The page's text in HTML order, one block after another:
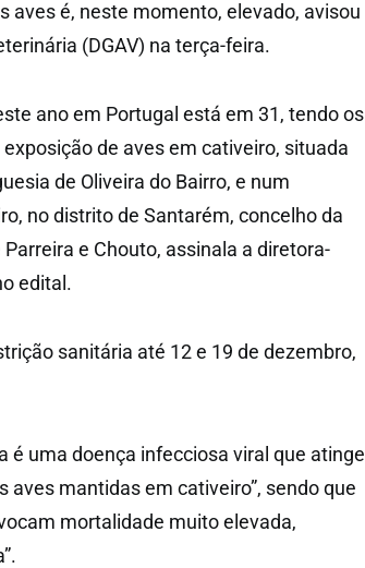
aves é, neste momento, elevado, avisou
(DGAV) na terça-feira.
ano em Portugal está em 31, tendo os
de aves em cativeiro, situada
de Oliveira do Bairro, e num
no distrito de Santarém, concelho da
e Chouto, assinala a diretora-
edital.
sanitária até 12 e 19 de dezembro,
é uma doença infecciosa viral que atinge
aves mantidas em cativeiro”, sendo que
mortalidade muito elevada,